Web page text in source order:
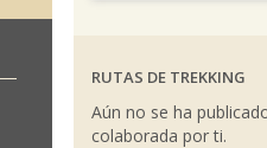
RUTAS DE TREKKING
Aún no se ha
colaborada por ti.